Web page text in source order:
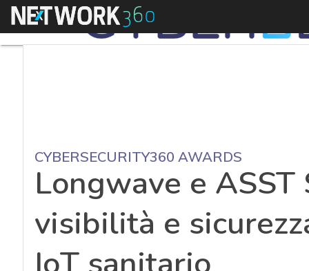
Menu
CYBERSECURITY360 AWARDS
Longwave e
visibilità e